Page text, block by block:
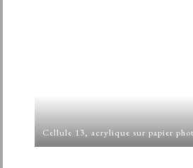
Cellule 13, acrylique sur papier